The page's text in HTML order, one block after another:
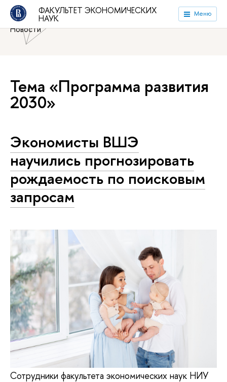
ФАКУЛЬТЕТ ЭКОНОМИЧЕСКИХ
НАУК Меню
Национальный исследовательский университет «Высшая
школа экономики»
Факультет экономических наук
Новости
Тема «Программа развития
2030»
Экономисты ВШЭ
научились прогнозировать
рождаемость по поисковым
запросам
Сотрудники факультета экономических наук НИУ